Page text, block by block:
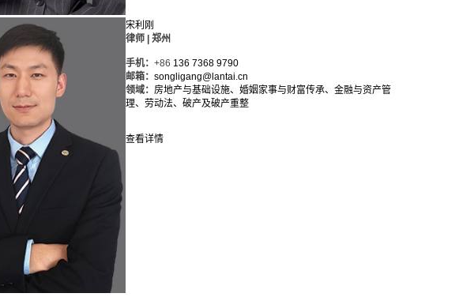
宋利刚
律师 | 郑州
手机： +86 136 7368 9790
邮箱： songligang@lantai.cn
领域： 房地产与基础设施、 婚姻家事与财富传承、 金融与资产管
理、 劳动法、 破产及破产重整
查看详情